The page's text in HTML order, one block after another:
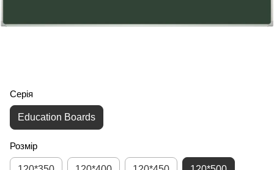
Серія
Education Boards
Розмір